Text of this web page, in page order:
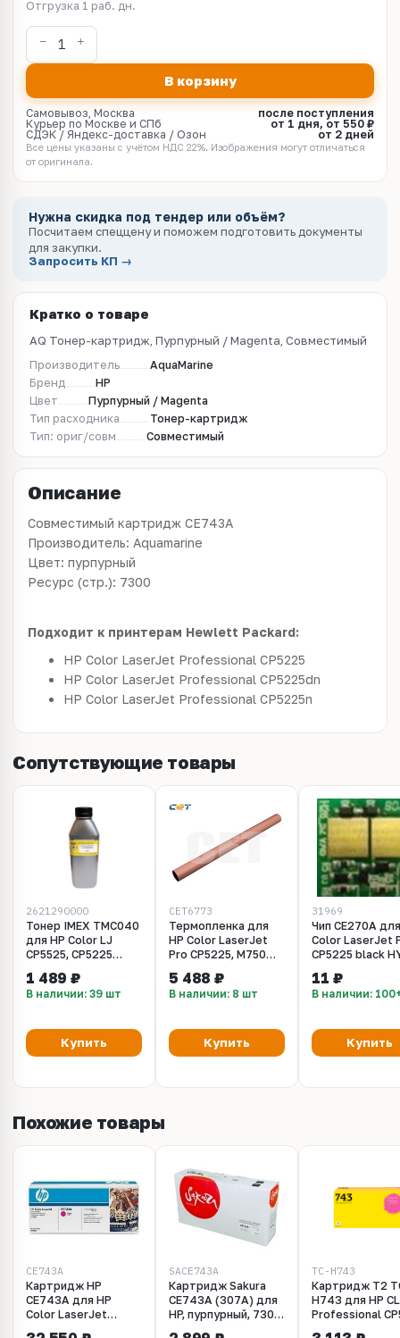
Отгрузка 1 раб. дн.
В корзину
Самовывоз, Москва
после поступления
Курьер по Москве и СПб
от 1 дня, от 550 ₽
СДЭК / Яндекс-доставка / Озон
от 2 дней
Все цены указаны с учётом НДС 22%. Изображения могут отличаться
от оригинала.
Нужна скидка под тендер или объём?
Посчитаем спеццену и поможем подготовить документы
для закупки.
Запросить КП →
Кратко о товаре
AQ Тонер-картридж, Пурпурный / Magenta, Совместимый
Производитель
AquaMarine
Бренд
HP
Цвет
Пурпурный / Magenta
Тип расходника
Тонер-картридж
Тип: ориг/совм
Совместимый
Описание
Совместимый картридж CE743A
Производитель: Aquamarine
Цвет: пурпурный
Ресурс (стр.): 7300
Подходит к принтерам Hewlett Packard:
HP Color LaserJet Professional CP5225
HP Color LaserJet Professional CP5225dn
HP Color LaserJet Professional CP5225n
Сопутствующие товары
2621290000
Тонер IMEX TMC040
для HP Color LJ
CP5525, CP5225
320гр, Silver ATM
1 489 ₽
В наличии: 39 шт
Купить
CET6773
Термопленка для
HP Color LaserJet
Pro CP5225, M750
5 488 ₽
В наличии: 8 шт
Купить
31969
Чип CE270A для
Color LaserJet
CP5225 black
(черный) chip
Smartchip™
13,500 pages)
11 ₽
В наличии:
Купить
Похожие товары
CE743A
Картридж HP
CE743A для HP
Color LaserJet
SACE743A
Картридж Sakura
CE743A (307A) для
HP, пурпурный, 7300
TC-H743
Картридж T2
H743 для HP
Professional